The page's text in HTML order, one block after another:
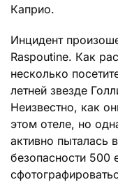
Каприо.
Инцидент
Raspoutine. Как
несколько
летней звезде
Неизвестно, как
этом отеле, но
активно пыталась
безопасности 500